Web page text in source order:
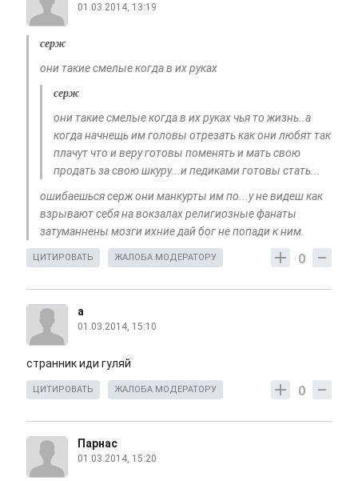
01.03.2014, 13:19
серж
они такие смелые когда в их руках
серж
они такие смелые когда в их руках чья то жизнь..а
когда начнещь им головы отрезать как они любят так
плачут что и веру готовы поменять и мать свою
продать за свою шкуру...и педиками готовы стать...
ошибаешься серж они манкурты им по...у не видеш как
взрывают себя на вокзалах религиозные фанаты
затуманнены мозги ихние дай бог не попади к ним.
0
ЦИТИРОВАТЬ ЖАЛОБА МОДЕРАТОРУ
а
01.03.2014, 15:10
странник иди гуляй
0
ЦИТИРОВАТЬ ЖАЛОБА МОДЕРАТОРУ
Парнас
01.03.2014, 15:20